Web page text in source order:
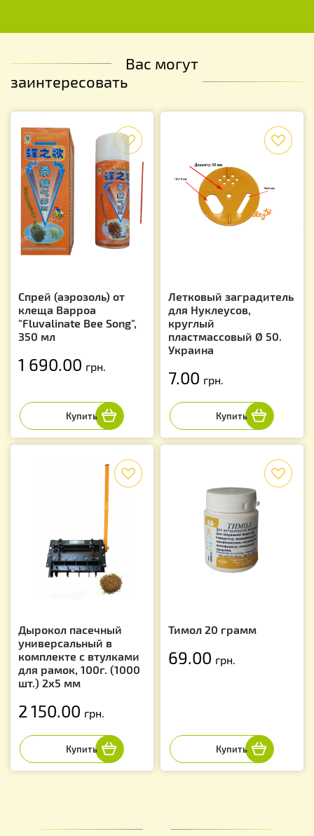
Вас могут
заинтересовать
Спрей (аэрозоль) от
клеща Варроа
"Fluvalinate Bee Song",
350 мл
1 690.00 грн.
Летковый заградитель
для Нуклеусов,
круглый
пластмассовый Ø 50.
Украина
7.00 грн.
Дырокол пасечный
универсальный в
комплекте с втулками
для рамок, 100г. (1000
шт.) 2х5 мм
2 150.00 грн.
Тимол 20 грамм
69.00 грн.